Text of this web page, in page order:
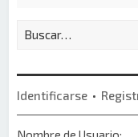
Identificarse •